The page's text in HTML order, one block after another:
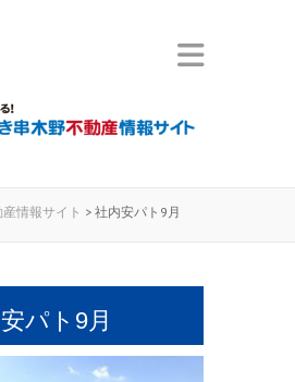
情報サイト > 社内安パト9月
パト9月